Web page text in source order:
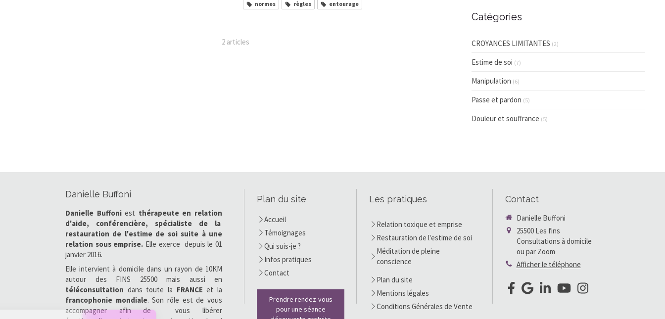
normes
règles entourage
2 articles
Catégories
CROYANCES LIMITANTES (2)
Estime de soi (7)
Manipulation (6)
Passe et pardon (5)
Douleur et souffrance (5)
Danielle Buffoni
Danielle Buffoniest thérapeute en relation
d'aide, conférencière, spécialiste de la
restauration de l'estime de soisuite à une
relation sous emprise. Elle exerce depuis le 01
janvier 2016.
Elle intervient à domicile dans un rayon de 10KM
autour des FINS 25500 mais aussi en
téléconsultation dans toute la FRANCE et la
francophonie mondiale. Son rôle est de vous
accompagner afin de vous libérer
Plan du site
Accueil
Témoignages
Qui suis-je ?
Infos pratiques
Contact
Prendre rendez-vous
pour une séance
Les pratiques
Relation toxique et emprise
Restauration de l'estime de soi
Méditation de pleine
conscience
Plan du site
Mentions légales
Conditions Générales de Vente
Contact
Danielle Buffoni
25500 Les fins
Consultations à domicile
ou par Zoom
Afficher le téléphone